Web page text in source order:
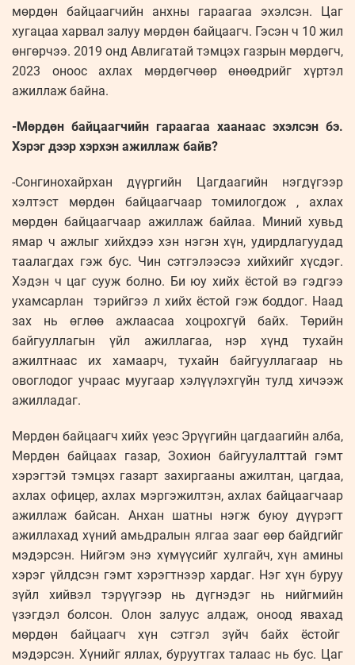
мөрдөн байцаагчийн анхны гараагаа эхэлсэн. Цаг
хугацаа харвал залуу мөрдөн байцаагч. Гэсэн ч 10 жил
өнгөрчээ. 2019 онд Авлигатай тэмцэх газрын мөрдөгч,
2023 оноос ахлах мөрдөгчөөр өнөөдрийг хүртэл
ажиллаж байна.
-Мөрдөн байцаагчийн гараагаа хаанаас эхэлсэн бэ.
Хэрэг дээр хэрхэн ажиллаж байв?
-Сонгинохайрхан дүүргийн Цагдаагийн нэгдүгээр
хэлтэст мөрдөн байцаагчаар томилогдож , ахлах
мөрдөн байцаагчаар ажиллаж байлаа. Миний хувьд
ямар ч ажлыг хийхдээ хэн нэгэн хүн, удирдлагуудад
таалагдах гэж бус. Чин сэтгэлээсээ хийхийг хүсдэг.
Хэдэн ч цаг сууж болно. Би юу хийх ёстой вэ гэдгээ
ухамсарлан тэрийгээ л хийх ёстой гэж боддог. Наад
зах нь өглөө ажлаасаа хоцрохгүй байх. Төрийн
байгууллагын үйл ажиллагаа, нэр хүнд тухайн
ажилтнаас их хамаарч, тухайн байгууллагаар нь
овоглодог учраас муугаар хэлүүлэхгүйн тулд хичээж
ажилладаг.
Мөрдөн байцаагч хийх үеэс Эрүүгийн цагдаагийн алба,
Мөрдөн байцаах газар, Зохион байгуулалттай гэмт
хэрэгтэй тэмцэх газарт захиргааны ажилтан, цагдаа,
ахлах офицер, ахлах мэргэжилтэн, ахлах байцаагчаар
ажиллаж байсан. Анхан шатны нэгж буюу дүүрэгт
ажиллахад хүний амьдралын ялгаа зааг өөр байдгийг
мэдэрсэн. Нийгэм энэ хүмүүсийг хулгайч, хүн амины
хэрэг үйлдсэн гэмт хэрэгтнээр хардаг. Нэг хүн буруу
зүйл хийвэл тэрүүгээр нь дүгнэдэг нь нийгмийн
үзэгдэл болсон. Олон залуус алдаж, оноод явахад
мөрдөн байцаагч хүн сэтгэл зүйч байх ёстойг
мэдэрсэн. Хүнийг яллах, буруутгах талаас нь бус. Цаг